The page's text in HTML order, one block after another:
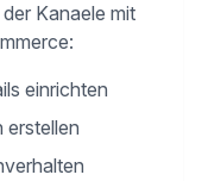
Kanaele mit
einrichten
erstellen